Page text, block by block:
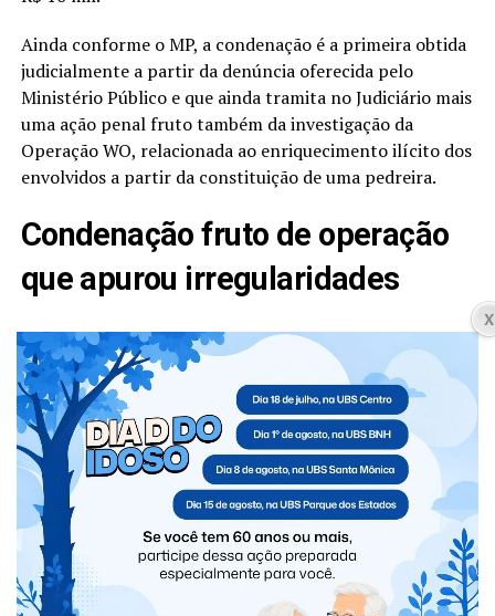
Ainda conforme o MP, a condenação é a primeira obtida
judicialmente a partir da denúncia oferecida pelo
Ministério Público e que ainda tramita no Judiciário mais
uma ação penal fruto também da investigação da
Operação WO, relacionada ao enriquecimento ilícito dos
envolvidos a partir da constituição de uma pedreira.
Condenação fruto de operação
que apurou irregularidades
De acordo com o MP, as condenações são fruto do que
apurou a Operação WO, “que comprovou o
envolvimento dos acusados na constituição e
administração de empresas de fachada com a finalidade
de se apropriarem indevidamente de recursos públicos a
partir de fraude a licitações”.
Só em 2019, foram desviados mais de R$ 120 mil pelo
esquema criminoso, afirmou o MP.